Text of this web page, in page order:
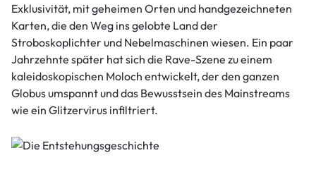
Exklusivität, mit geheimen Orten und handgezeichneten
Karten, die den Weg ins gelobte Land der
Stroboskoplichter und Nebelmaschinen wiesen. Ein paar
Jahrzehnte später hat sich die Rave-Szene zu einem
kaleidoskopischen Moloch entwickelt, der den ganzen
Globus umspannt und das Bewusstsein des Mainstreams
wie ein Glitzervirus infiltriert.